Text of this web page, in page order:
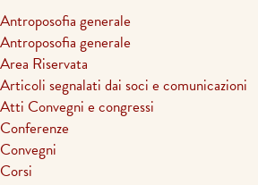
Antroposofia generale
Antroposofia generale
Area Riservata
Articoli segnalati dai soci e comunicazioni
Atti Convegni e congressi
Conferenze
Convegni
Corsi